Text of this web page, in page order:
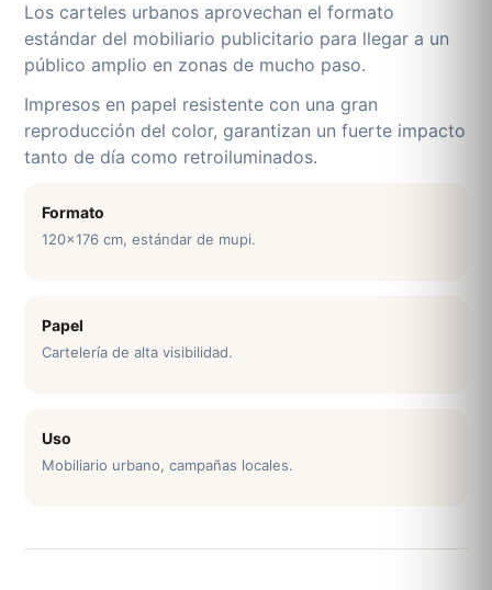
Los carteles urbanos aprovechan el formato
estándar del mobiliario publicitario para llegar a un
público amplio en zonas de mucho paso.
Impresos en papel resistente con una gran
reproducción del color, garantizan un fuerte impacto
tanto de día como retroiluminados.
Formato
120x176 cm, estándar de mupi.
Papel
Cartelería de alta visibilidad.
Uso
Mobiliario urbano, campañas locales.